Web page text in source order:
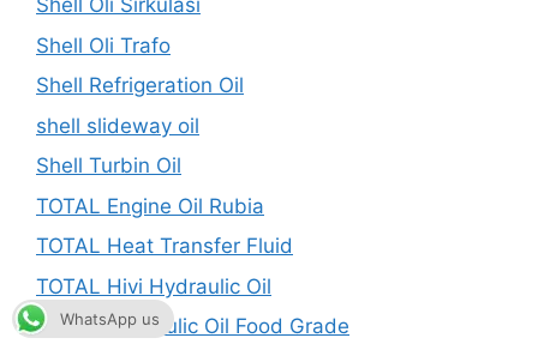
Shell Oli Sirkulasi
Shell Oli Trafo
Shell Refrigeration Oil
shell slideway oil
Shell Turbin Oil
TOTAL Engine Oil Rubia
TOTAL Heat Transfer Fluid
TOTAL Hivi Hydraulic Oil
TOTAL Hydraulic Oil Food Grade
WhatsApp us